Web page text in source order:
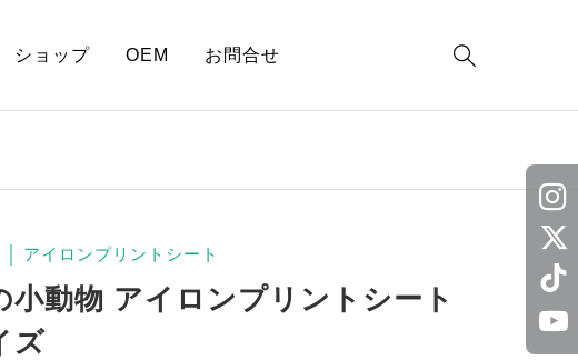
ショップ OEM お問合せ 
アイロンプリントシート
小動物 アイロンプリントシート
ズ